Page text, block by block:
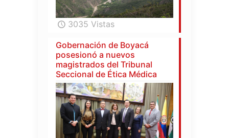
3035 Vistas
Gobernación de Boyacá
posesionó a nuevos
magistrados del Tribunal
Seccional de Ética Médica